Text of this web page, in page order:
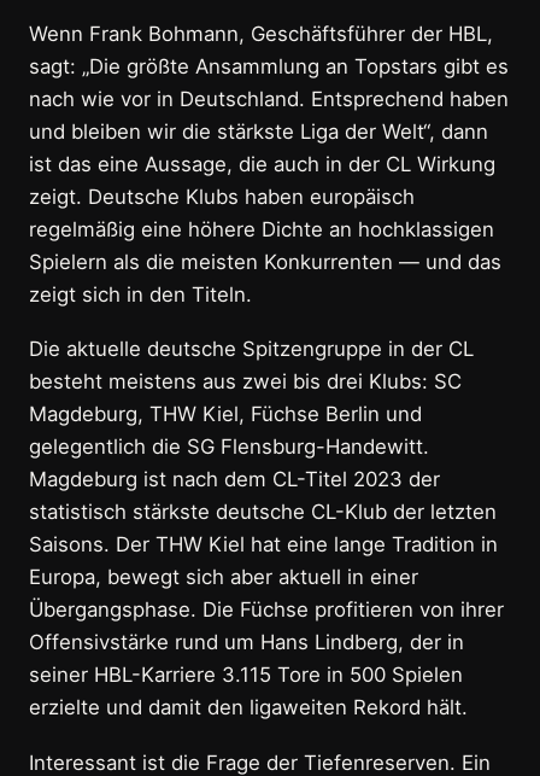
Wenn Frank Bohmann, Geschäftsführer der HBL,
sagt: „Die größte Ansammlung an Topstars gibt es
nach wie vor in Deutschland. Entsprechend haben
und bleiben wir die stärkste Liga der Welt“, dann
ist das eine Aussage, die auch in der CL Wirkung
zeigt. Deutsche Klubs haben europäisch
regelmäßig eine höhere Dichte an hochklassigen
Spielern als die meisten Konkurrenten — und das
zeigt sich in den Titeln.
Die aktuelle deutsche Spitzengruppe in der CL
besteht meistens aus zwei bis drei Klubs: SC
Magdeburg, THW Kiel, Füchse Berlin und
gelegentlich die SG Flensburg-Handewitt.
Magdeburg ist nach dem CL-Titel 2023 der
statistisch stärkste deutsche CL-Klub der letzten
Saisons. Der THW Kiel hat eine lange Tradition in
Europa, bewegt sich aber aktuell in einer
Übergangsphase. Die Füchse profitieren von ihrer
Offensivstärke rund um Hans Lindberg, der in
seiner HBL-Karriere 3.115 Tore in 500 Spielen
erzielte und damit den ligaweiten Rekord hält.
Interessant ist die Frage der Tiefenreserven. Ein